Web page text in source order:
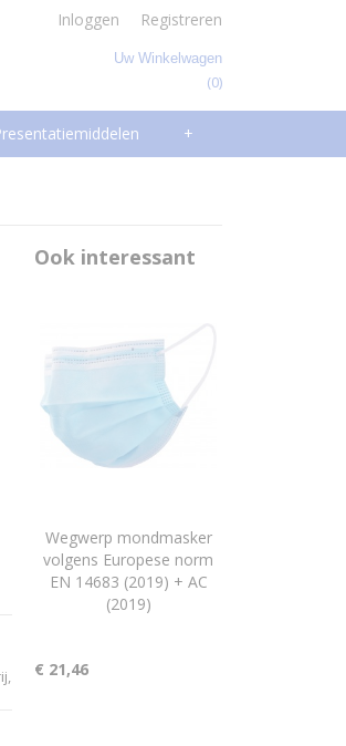
Inloggen Registreren
Uw Winkelwagen
(0)
+
Ook interessant
Wegwerp mondmasker
volgens Europese norm
EN 14683 (2019) + AC
(2019)
€ 21,46